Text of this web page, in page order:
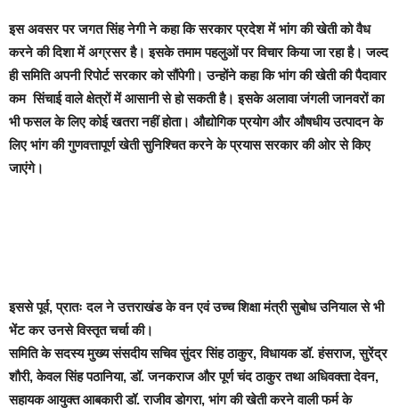
इस अवसर पर जगत सिंह नेगी ने कहा कि सरकार प्रदेश में भांग की खेती को वैध
करने की दिशा में अग्रसर है। इसके तमाम पहलुओं पर विचार किया जा रहा है। जल्द
ही समिति अपनी रिपोर्ट सरकार को सौंपेगी। उन्होंने कहा कि भांग की खेती की पैदावार
कम सिंचाई वाले क्षेत्रों में आसानी से हो सकती है। इसके अलावा जंगली जानवरों का
भी फसल के लिए कोई खतरा नहीं होता। औद्योगिक प्रयोग और औषधीय उत्पादन के
लिए भांग की गुणवत्तापूर्ण खेती सुनिश्चित करने के प्रयास सरकार की ओर से किए
जाएंगे।
इससे पूर्व, प्रातः दल ने उत्तराखंड के वन एवं उच्च शिक्षा मंत्री सुबोध उनियाल से भी
भेंट कर उनसे विस्तृत चर्चा की।
समिति के सदस्य मुख्य संसदीय सचिव सुंदर सिंह ठाकुर, विधायक डॉ. हंसराज, सुरेंद्र
शौरी, केवल सिंह पठानिया, डॉ. जनकराज और पूर्ण चंद ठाकुर तथा अधिवक्ता देवन,
सहायक आयुक्त आबकारी डॉ. राजीव डोगरा, भांग की खेती करने वाली फर्म के